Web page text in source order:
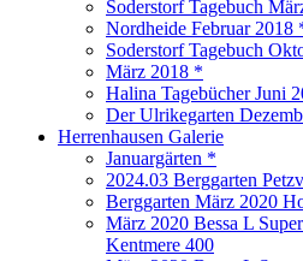
Soderstorf Tagebuch
Nordheide Februar 2018
Soderstorf Tagebuch
März 2018 *
Halina Tagebücher Juni
Der Ulrikegarten
Herrenhausen Galerie
Januargärten *
2024.03 Berggarten
Berggarten März 2020
März 2020 Bessa L
Kentmere 400